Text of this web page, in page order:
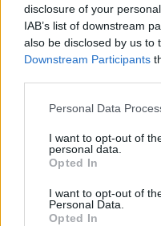
disclosure of your
IAB’s list of downstream
also be disclosed by us to
Downstream Participants
Please note that this
not limited to your visit or
grant or deny consent to
use your data for below
consent section.
Personal Data
I want to opt-out of
personal data.
Opted In
I want to opt-out of
Personal Data.
Opted In
érkezőket, hogy hozzák
happening jellegű
a Google metronome-
ismerteti, aki aLigeti
hanguniverzumába vagy
szerzője.